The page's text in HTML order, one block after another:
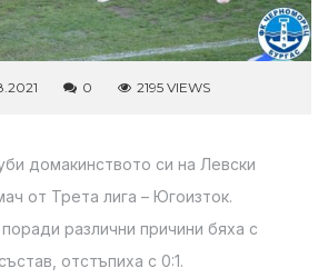
0 2195 VIEWS
домакинството си на Левски
от Трета лига – Югоизток.
поради различни причини бяха с
отстъпиха с 0:1.